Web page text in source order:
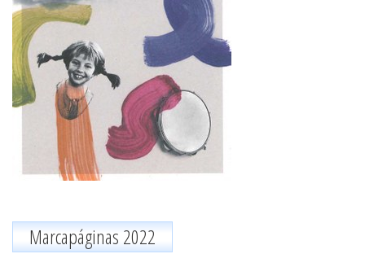
Marcapáginas 2022